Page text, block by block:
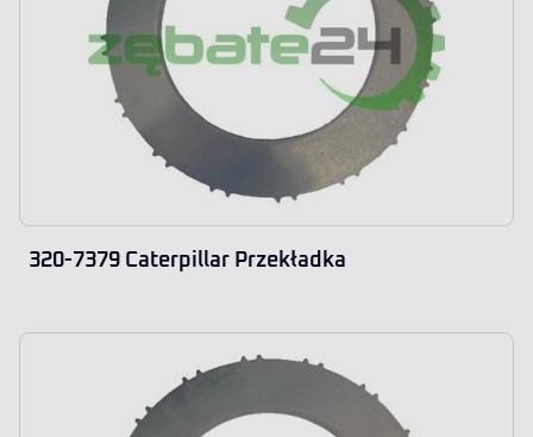
320-7379 Caterpillar Przekładka